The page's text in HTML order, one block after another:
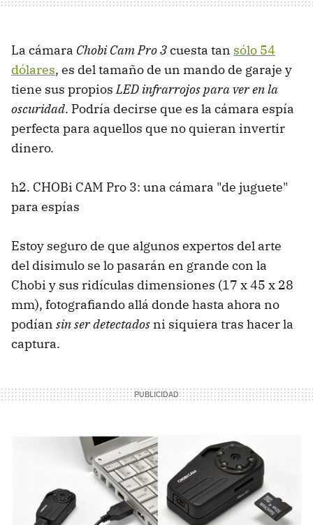
La cámara Chobi Cam Pro 3cuesta tan sólo 54
dólares, es del tamaño de un mando de garaje y
tiene sus propiosLED infrarrojos para ver en la
oscuridad. Podría decirse que es la cámara espía
perfecta para aquellos que no quieran invertir
dinero.
h2. CHOBi CAM Pro 3: una cámara "de juguete"
para espías
Estoy seguro de que algunos expertos del arte
del disimulo se lo pasarán en grande con la
Chobi y sus ridículas dimensiones (17 x 45 x 28
mm), fotografiando allá donde hasta ahora no
podían sin ser detectados ni siquiera tras hacer la
captura.